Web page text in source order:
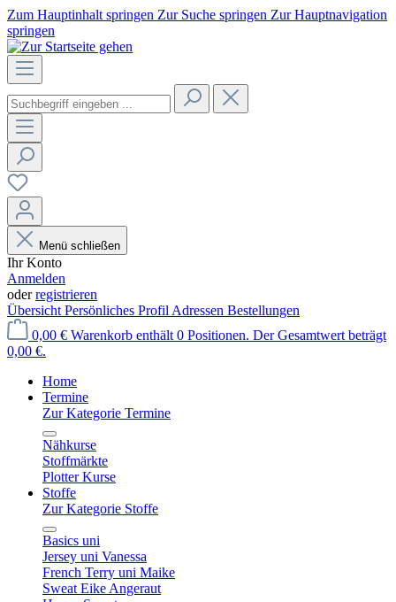
Zum Hauptinhalt springen Zur Suche springen Zur Hauptnavigation
springen
Menü schließen
Ihr Konto
Anmelden
oderregistrieren
Übersicht Persönliches Profil Adressen Bestellungen
0,00 € Warenkorb enthält 0 Positionen. Der Gesamtwert beträgt
0,00 €.
Home
Termine
Zur Kategorie Termine
Nähkurse
Stoffmärkte
Plotter Kurse
Stoffe
Zur Kategorie Stoffe
Basics uni
Jersey uni Vanessa
French Terry uni Maike
Sweat Eike Angeraut